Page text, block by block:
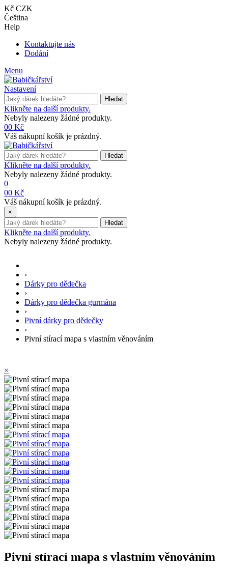
Kč CZK
Čeština
Help
Kontaktujte nás
Dodání
Menu
Nastavení
Hledat
Klikněte na další produkty.
Nebyly nalezeny žádné produkty.
00 Kč
Váš nákupní košík je prázdný.
Hledat
Klikněte na další produkty.
Nebyly nalezeny žádné produkty.
0
00 Kč
Váš nákupní košík je prázdný.
×
Hledat
Klikněte na další produkty.
Nebyly nalezeny žádné produkty.
›
Dárky pro dědečka
›
Dárky pro dědečka gurmána
›
Pivní dárky pro dědečky
›
Pivní stírací mapa s vlastním věnováním
×
Pivní stírací mapa s vlastním věnováním